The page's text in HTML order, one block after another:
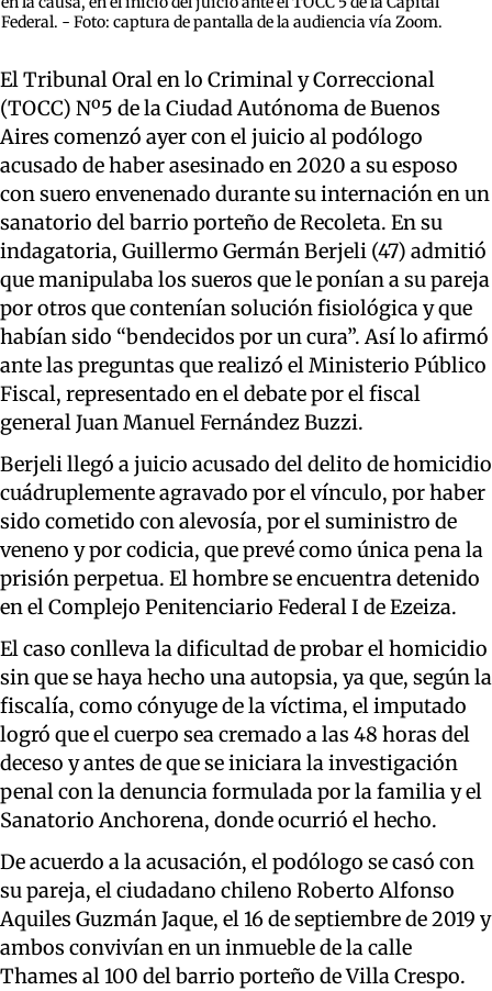
Federal. - Foto: captura de pantalla de la audiencia vía Zoom.
El Tribunal Oral en lo Criminal y Correccional
(TOCC) Nº5 de la Ciudad Autónoma de Buenos
Aires comenzó ayer con el juicio al podólogo
acusado de haber asesinado en 2020 a su esposo
con suero envenenado durante su internación en un
sanatorio del barrio porteño de Recoleta. En su
indagatoria, Guillermo Germán Berjeli (47) admitió
que manipulaba los sueros que le ponían a su pareja
por otros que contenían solución fisiológica y que
habían sido “bendecidos por un cura”. Así lo afirmó
ante las preguntas que realizó el Ministerio Público
Fiscal, representado en el debate por el fiscal
general Juan Manuel Fernández Buzzi.
Berjeli llegó a juicio acusado del delito de homicidio
cuádruplemente agravado por el vínculo, por haber
sido cometido con alevosía, por el suministro de
veneno y por codicia, que prevé como única pena la
prisión perpetua. El hombre se encuentra detenido
en el Complejo Penitenciario Federal I de Ezeiza.
El caso conlleva la dificultad de probar el homicidio
sin que se haya hecho una autopsia, ya que, según la
fiscalía, como cónyuge de la víctima, el imputado
logró que el cuerpo sea cremado a las 48 horas del
deceso y antes de que se iniciara la investigación
penal con la denuncia formulada por la familia y el
Sanatorio Anchorena, donde ocurrió el hecho.
De acuerdo a la acusación, el podólogo se casó con
su pareja, el ciudadano chileno Roberto Alfonso
Aquiles Guzmán Jaque, el 16 de septiembre de 2019 y
ambos convivían en un inmueble de la calle
Thames al 100 del barrio porteño de Villa Crespo.